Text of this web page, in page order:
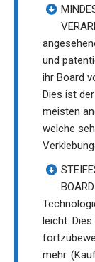
und
ihr Board
Dies ist
meisten
welche
leicht.
mehr.